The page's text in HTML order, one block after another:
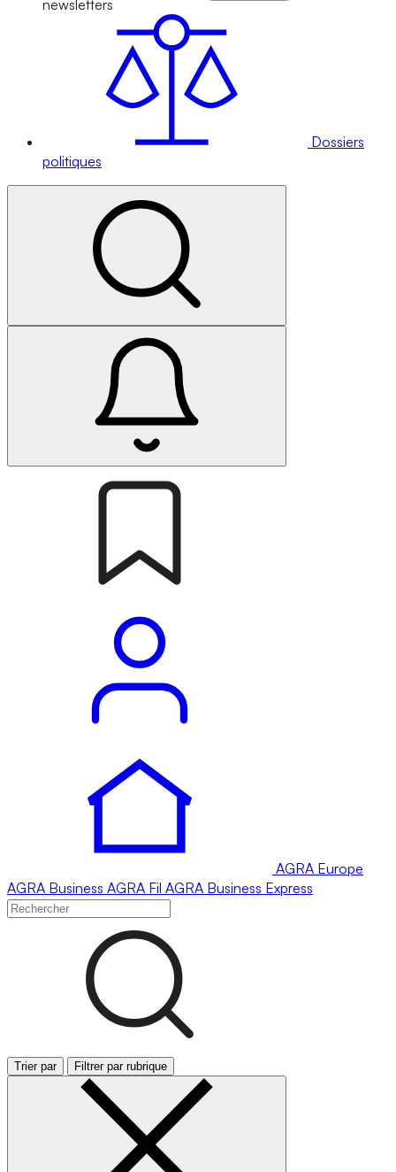
newsletters
Dossiers
politiques
AGRA Europe
AGRA Business AGRA Fil AGRA Business Express
Trier par Filtrer par rubrique